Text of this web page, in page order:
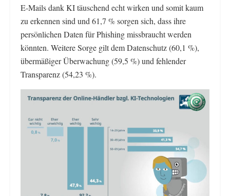
E-Mails dank KI täuschend echt wirken und somit kaum
zu erkennen sind und 61,7 % sorgen sich, dass ihre
persönlichen Daten für Phishing missbraucht werden
könnten. Weitere Sorge gilt dem Datenschutz (60,1 %),
übermäßiger Überwachung (59,5 %) und fehlender
Transparenz (54,23 %).